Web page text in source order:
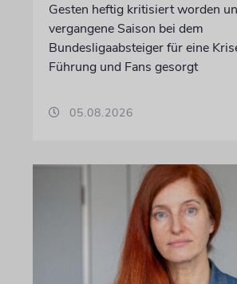
Gesten heftig kritisiert worden
vergangene Saison bei dem
Bundesligaabsteiger für eine
Führung und Fans gesorgt
05.08.2026